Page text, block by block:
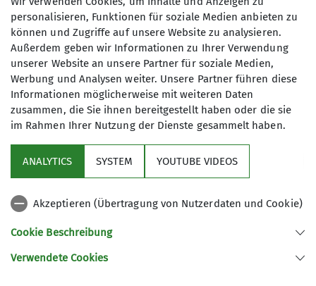
Sektion
DAV
Sektion Koblenz des Deutschen Alpenvereins e.V.
personalisieren, Funktionen für soziale Medien anbieten zu
können und Zugriffe auf unsere Website zu analysieren.
Außerdem geben wir Informationen zu Ihrer Verwendung
unserer Website an unsere Partner für soziale Medien,
Werbung und Analysen weiter. Unsere Partner führen diese
Informationen möglicherweise mit weiteren Daten
zusammen, die Sie ihnen bereitgestellt haben oder die sie
im Rahmen Ihrer Nutzung der Dienste gesammelt haben.
ANALYTICS SYSTEM YOUTUBE VIDEOS
Akzeptieren (Übertragung von Nutzerdaten und Cookie)
Cookie Beschreibung
Verwendete Cookies